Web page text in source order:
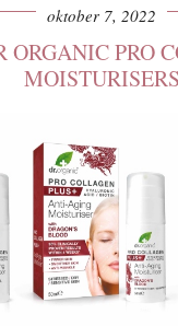
oktober 7, 2022
ORGANIC PRO
MOISTURISERS